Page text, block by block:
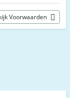
Voorwaarden